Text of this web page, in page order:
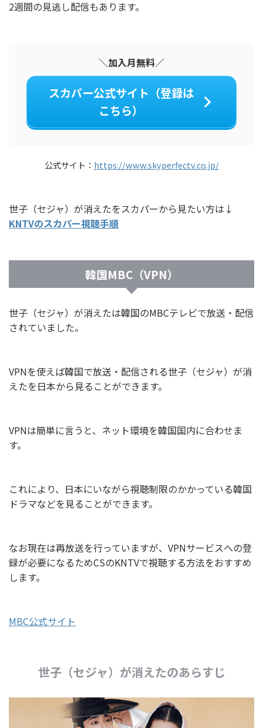
2週間の見逃し配信もあります。
＼加入月無料／
スカパー公式サイト（登録は
こちら）
公式サイト： https://www.skyperfectv.co.jp/
世子（セジャ）が消えたをスカパーから見たい方は↓
KNTVのスカパー視聴手順
韓国MBC（VPN）
世子（セジャ）が消えたは韓国のMBCテレビで放送・配信
されていました。
VPNを使えば韓国で放送・配信される世子（セジャ）が消
えたを日本から見ることができます。
VPNは簡単に言うと、ネット環境を韓国国内に合わせま
す。
これにより、日本にいながら視聴制限のかかっている韓国
ドラマなどを見ることができます。
なお現在は再放送を行っていますが、VPNサービスへの登
録が必要になるためCSのKNTVで視聴する方法をおすすめ
します。
MBC公式サイト
世子（セジャ）が消えたのあらすじ